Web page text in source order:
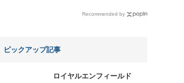
Recommended by
ピックアップ記事
ロイヤルエンフィールド